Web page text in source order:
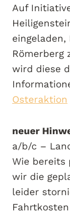
Auf
Römerberg
wird diese
Osteraktion
neuer
a/b/c –
Wie bereits
wir die
leider